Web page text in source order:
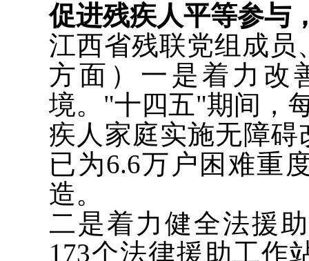
促进残疾人平等参与
江西省残联党组成员
方面）一是着力改
境。"十四五"期间，
疾人家庭实施无障
已为6.6万户困难重
造。
二是着力健全法援
173个法律援助工作